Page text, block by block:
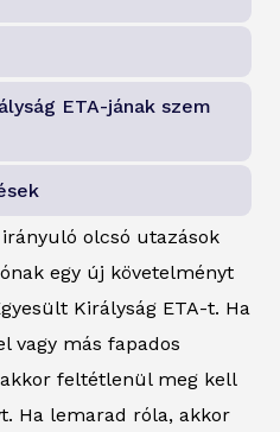
ETA-jának szem
olcsó utazások
egy új követelményt
Királyság ETA-t. Ha
vagy más fapados
feltétlenül meg kell
Ha lemarad róla, akkor